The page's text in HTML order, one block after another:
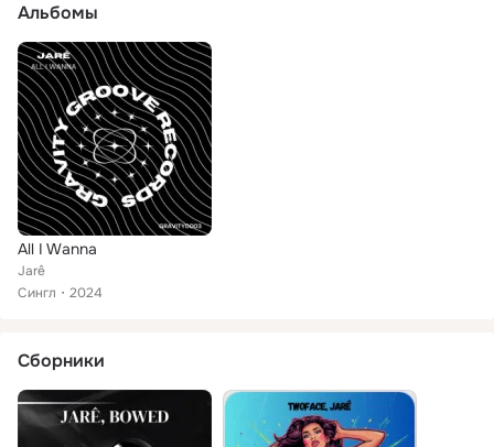
Альбомы
All I Wanna
Jarê
Сингл
2024
Сборники